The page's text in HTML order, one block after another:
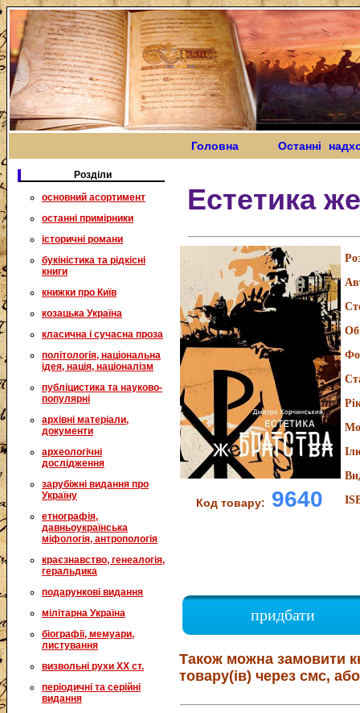
Головна Останні
Розділи
основний асортимент
останні примірники
історичні романи
букіністика та рідкісні
книги
книжки про Київ
козацька Україна
класична і сучасна проза
політологія, національна
ідея, нація, націоналізм
публіцистика та науково-
популярні
архівні матеріали,
документи
археологічні
дослідження
зарубіжні видання про
Україну
етнографія,
давньоукраїнська
міфологія, антропологія
краєзнавство, генеалогія,
геральдика
подарункові видання
мілітарна Україна
біографії, мемуари,
листування
визвольні рухи XX ст.
періодичні та серійні
видання
Естетика
Код товару: 9640
придбати
Також можна замовити
товару(ів) через смс,